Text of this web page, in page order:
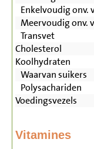
Enkelvoudig onv.
Meervoudig onv.
Transvet
Cholesterol
Koolhydraten
Waarvan suikers
Polysachariden
Voedingsvezels
Vitamines